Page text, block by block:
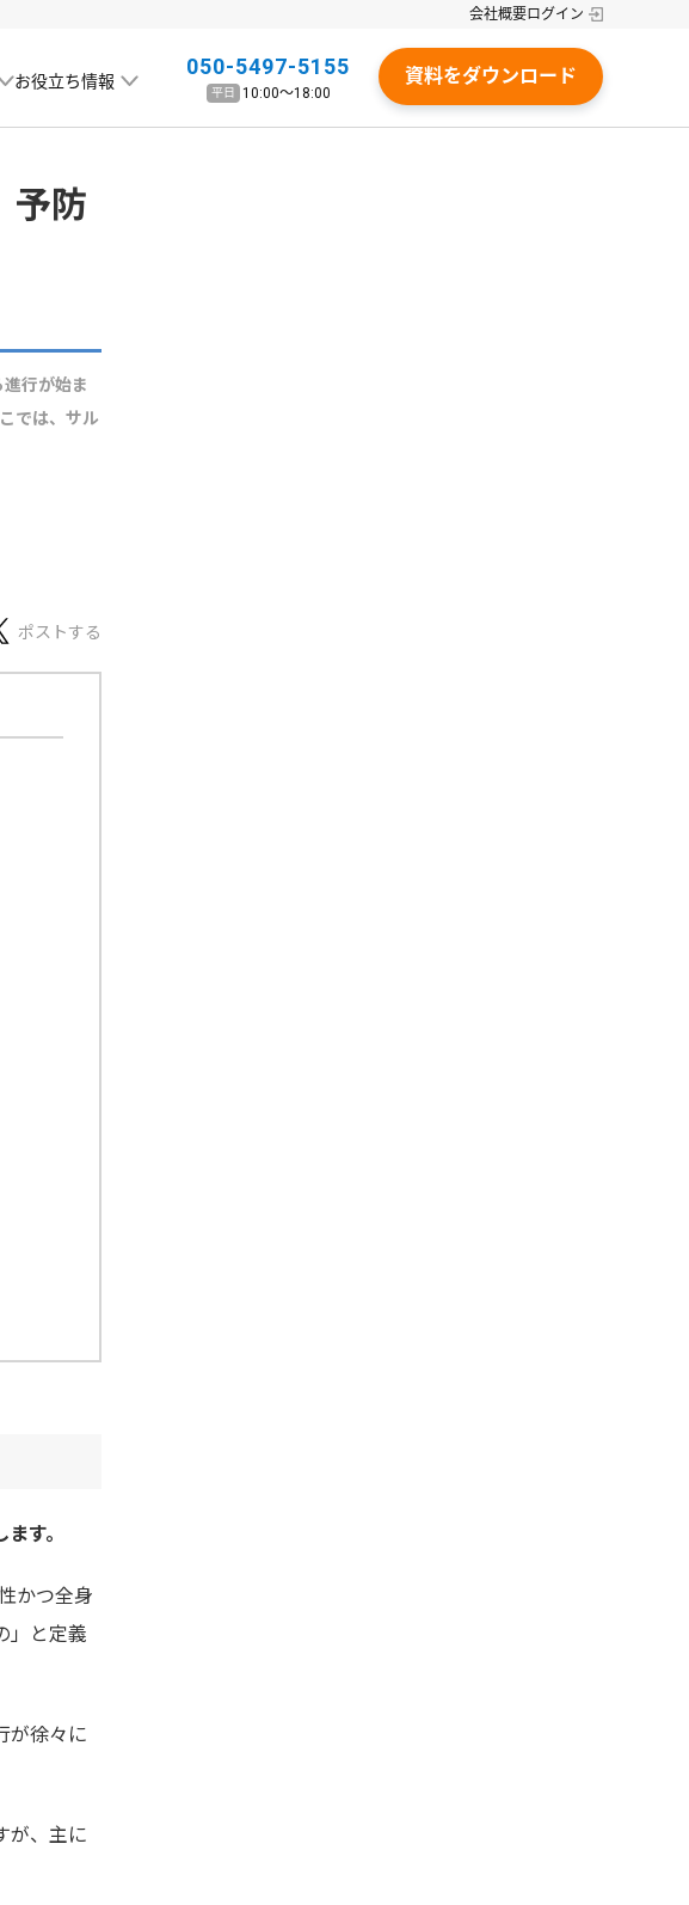
お役立ち情報
050-5497-5155
平日 10:00〜18:00
資料をダウンロード
会社概要ログイン
予防
行が始ま
では、サル
ポストする
す。
かつ全身
」と定義
が徐々に
が、主に